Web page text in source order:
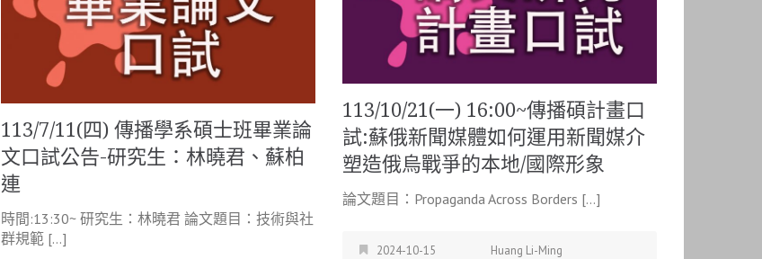
113/10/21(一) 16:00~傳播碩計畫口
試:蘇俄新聞媒體如何運用新聞媒介
塑造俄烏戰爭的本地/國際形象
論文題目：Propaganda Across Borders […]
2024-10-15
Huang Li-Ming
113/7/11(四) 傳播學系碩士班畢業論
文口試公告-研究生：林曉君、蘇柏
連
時間:13:30~ 研究生：林曉君 論文題目：技術與社
群規範 […]